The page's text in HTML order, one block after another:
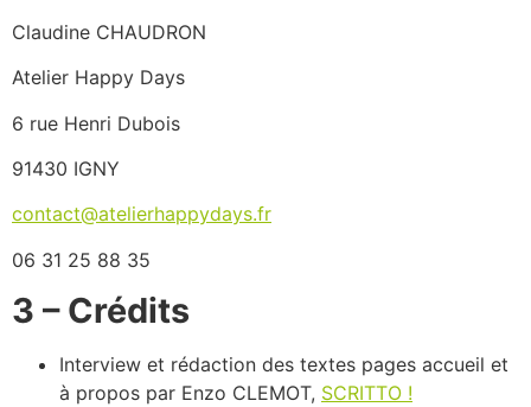
Claudine CHAUDRON
Atelier Happy Days
6 rue Henri Dubois
91430 IGNY
contact@atelierhappydays.fr
06 31 25 88 35
3 – Crédits
Interview et rédaction des textes pages accueil et
à propos par Enzo CLEMOT, SCRITTO !